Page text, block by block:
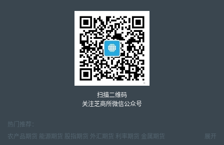
扫描二维码
关注芝商所微信公众号
热门推荐：
农产品期货 能源期货 股指期货 外汇期货 利率期货 金属期货
展开